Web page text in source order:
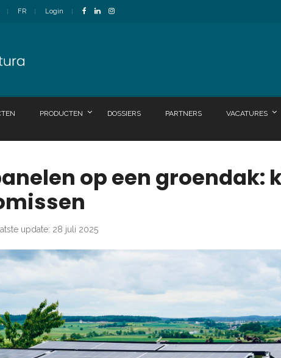
FR Login
PRODUCTEN DOSSIERS PARTNERS VACATURES
op een groendak:
update: 28 juli 2025